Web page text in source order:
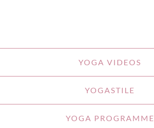
YOGA VIDEOS
YOGASTILE
YOGA PROGRAMME